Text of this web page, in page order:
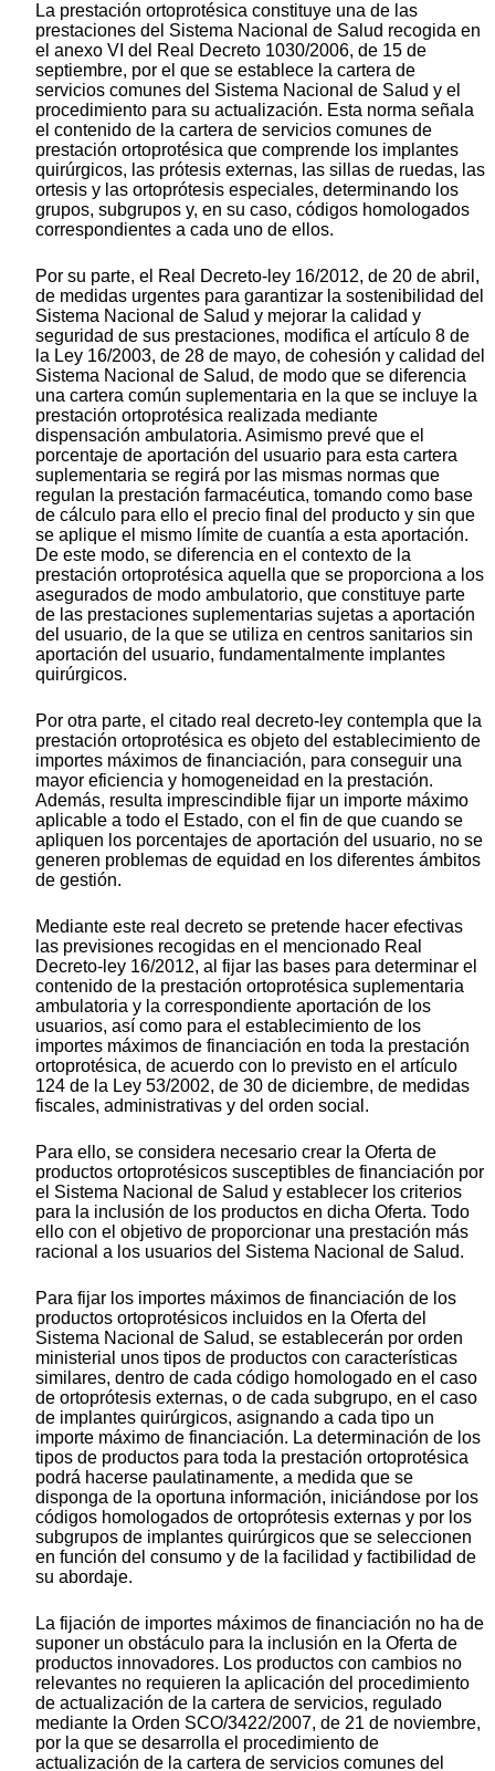
La prestación ortoprotésica constituye una de las
prestaciones del Sistema Nacional de Salud recogida en
el anexo VI del Real Decreto 1030/2006, de 15 de
septiembre, por el que se establece la cartera de
servicios comunes del Sistema Nacional de Salud y el
procedimiento para su actualización. Esta norma señala
el contenido de la cartera de servicios comunes de
prestación ortoprotésica que comprende los implantes
quirúrgicos, las prótesis externas, las sillas de ruedas, las
ortesis y las ortoprótesis especiales, determinando los
grupos, subgrupos y, en su caso, códigos homologados
correspondientes a cada uno de ellos.
Por su parte, el Real Decreto-ley 16/2012, de 20 de abril,
de medidas urgentes para garantizar la sostenibilidad del
Sistema Nacional de Salud y mejorar la calidad y
seguridad de sus prestaciones, modifica el artículo 8 de
la Ley 16/2003, de 28 de mayo, de cohesión y calidad del
Sistema Nacional de Salud, de modo que se diferencia
una cartera común suplementaria en la que se incluye la
prestación ortoprotésica realizada mediante
dispensación ambulatoria. Asimismo prevé que el
porcentaje de aportación del usuario para esta cartera
suplementaria se regirá por las mismas normas que
regulan la prestación farmacéutica, tomando como base
de cálculo para ello el precio final del producto y sin que
se aplique el mismo límite de cuantía a esta aportación.
De este modo, se diferencia en el contexto de la
prestación ortoprotésica aquella que se proporciona a los
asegurados de modo ambulatorio, que constituye parte
de las prestaciones suplementarias sujetas a aportación
del usuario, de la que se utiliza en centros sanitarios sin
aportación del usuario, fundamentalmente implantes
quirúrgicos.
Por otra parte, el citado real decreto-ley contempla que la
prestación ortoprotésica es objeto del establecimiento de
importes máximos de financiación, para conseguir una
mayor eficiencia y homogeneidad en la prestación.
Además, resulta imprescindible fijar un importe máximo
aplicable a todo el Estado, con el fin de que cuando se
apliquen los porcentajes de aportación del usuario, no se
generen problemas de equidad en los diferentes ámbitos
de gestión.
Mediante este real decreto se pretende hacer efectivas
las previsiones recogidas en el mencionado Real
Decreto-ley 16/2012, al fijar las bases para determinar el
contenido de la prestación ortoprotésica suplementaria
ambulatoria y la correspondiente aportación de los
usuarios, así como para el establecimiento de los
importes máximos de financiación en toda la prestación
ortoprotésica, de acuerdo con lo previsto en el artículo
124 de la Ley 53/2002, de 30 de diciembre, de medidas
fiscales, administrativas y del orden social.
Para ello, se considera necesario crear la Oferta de
productos ortoprotésicos susceptibles de financiación por
el Sistema Nacional de Salud y establecer los criterios
para la inclusión de los productos en dicha Oferta. Todo
ello con el objetivo de proporcionar una prestación más
racional a los usuarios del Sistema Nacional de Salud.
Para fijar los importes máximos de financiación de los
productos ortoprotésicos incluidos en la Oferta del
Sistema Nacional de Salud, se establecerán por orden
ministerial unos tipos de productos con características
similares, dentro de cada código homologado en el caso
de ortoprótesis externas, o de cada subgrupo, en el caso
de implantes quirúrgicos, asignando a cada tipo un
importe máximo de financiación. La determinación de los
tipos de productos para toda la prestación ortoprotésica
podrá hacerse paulatinamente, a medida que se
disponga de la oportuna información, iniciándose por los
códigos homologados de ortoprótesis externas y por los
subgrupos de implantes quirúrgicos que se seleccionen
en función del consumo y de la facilidad y factibilidad de
su abordaje.
La fijación de importes máximos de financiación no ha de
suponer un obstáculo para la inclusión en la Oferta de
productos innovadores. Los productos con cambios no
relevantes no requieren la aplicación del procedimiento
de actualización de la cartera de servicios, regulado
mediante la Orden SCO/3422/2007, de 21 de noviembre,
por la que se desarrolla el procedimiento de
actualización de la cartera de servicios comunes del